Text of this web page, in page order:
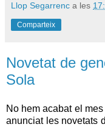
Llop Segarrenc a les
Comparteix
Novetat de
Sola
No hem acabat el
anunciat les novetats